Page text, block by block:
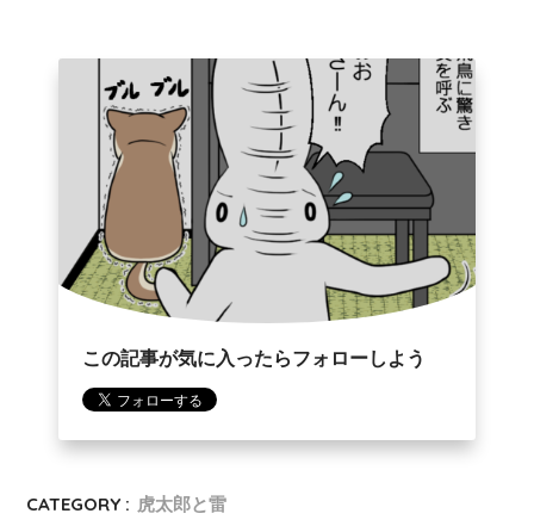
この記事が気に入ったらフォローしよう
CATEGORY : 虎太郎と雷